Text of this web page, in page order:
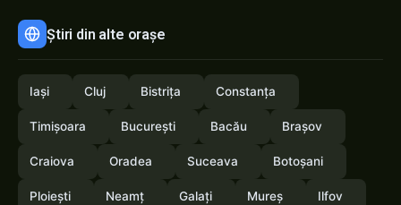
Știri din alte orașe
Iași Cluj Bistrița Constanța
Timișoara București Bacău Brașov
Craiova Oradea Suceava Botoșani
Ploiești Neamț Galați Mureș Ilfov